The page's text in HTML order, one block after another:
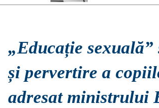
„Educație sexuală”
și pervertire a
adresat ministrului